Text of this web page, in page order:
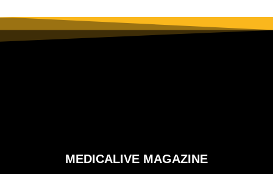
MEDICALIVE MAGAZINE